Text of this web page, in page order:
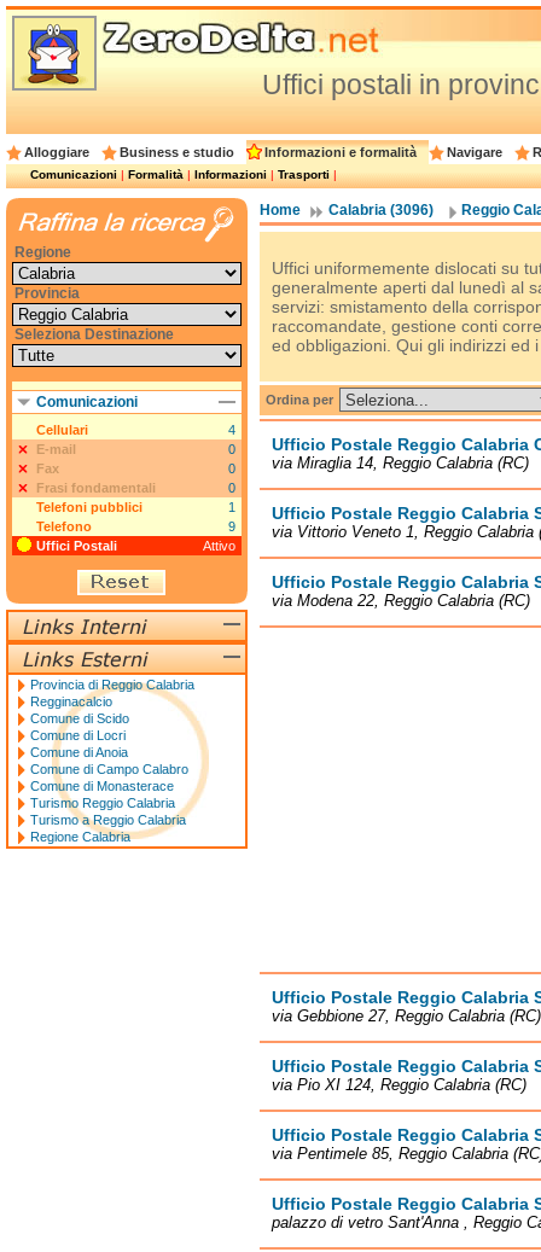
Uffici postali in
Alloggiare Business e studio Informazioni e formalità Navigare
Comunicazioni|Formalità|Informazioni|Trasporti|
Home Calabria (3096) Reggio
Uffici uniformemente dislocati su
generalmente aperti dal lunedì al
servizi: smistamento della
raccomandate, gestione conti
ed obbligazioni. Qui gli indirizzi ed
Ordina per
Ufficio Postale Reggio Calabria
via Miraglia 14, Reggio Calabria (RC)
Ufficio Postale Reggio Calabria
via Vittorio Veneto 1, Reggio Calabria
Ufficio Postale Reggio Calabria
via Modena 22, Reggio Calabria (RC)
Ufficio Postale Reggio Calabria
via Gebbione 27, Reggio Calabria (RC)
Ufficio Postale Reggio Calabria
via Pio XI 124, Reggio Calabria (RC)
Ufficio Postale Reggio Calabria
via Pentimele 85, Reggio Calabria
Ufficio Postale Reggio Calabria
palazzo di vetro Sant'Anna , Reggio
Regione
Provincia
Seleziona Destinazione
Comunicazioni
Cellulari
4
E-mail
0
Fax
0
Frasi fondamentali
0
Telefoni pubblici
1
Telefono
9
Uffici Postali
Attivo
Provincia di Reggio Calabria
Regginacalcio
Comune di Scido
Comune di Locri
Comune di Anoia
Comune di Campo Calabro
Comune di Monasterace
Turismo Reggio Calabria
Turismo a Reggio Calabria
Regione Calabria